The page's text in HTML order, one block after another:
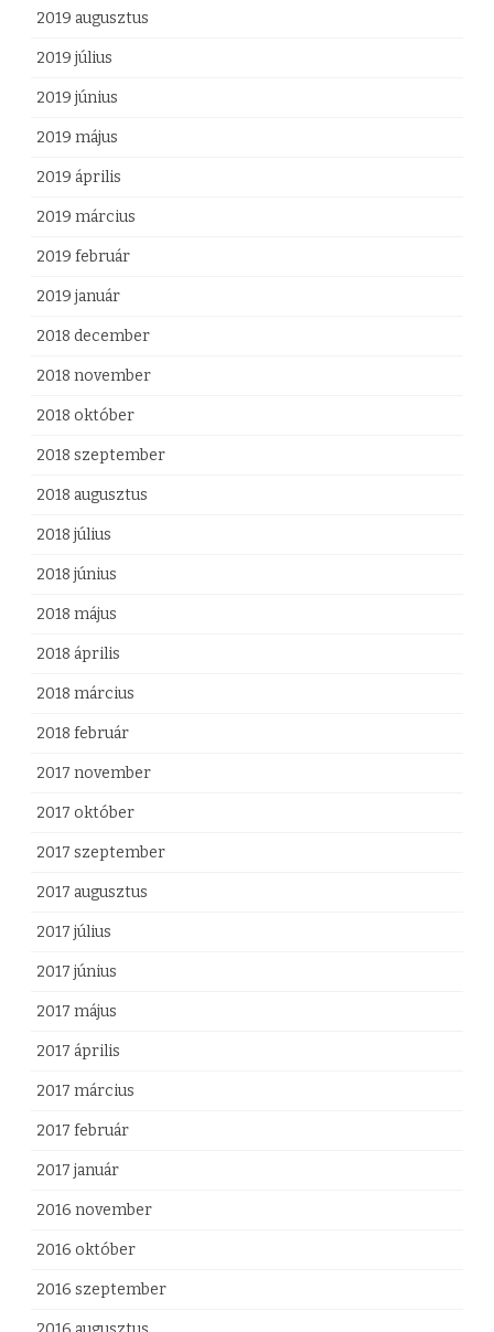
2019 augusztus
2019 július
2019 június
2019 május
2019 április
2019 március
2019 február
2019 január
2018 december
2018 november
2018 október
2018 szeptember
2018 augusztus
2018 július
2018 június
2018 május
2018 április
2018 március
2018 február
2017 november
2017 október
2017 szeptember
2017 augusztus
2017 július
2017 június
2017 május
2017 április
2017 március
2017 február
2017 január
2016 november
2016 október
2016 szeptember